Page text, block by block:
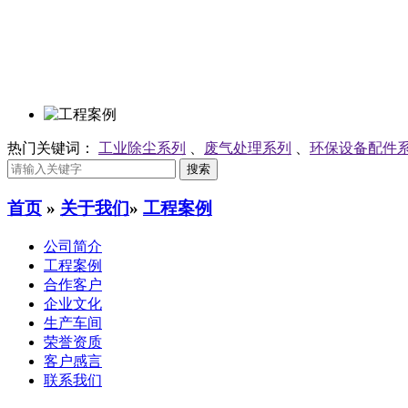
热门关键词： 工业除尘系列 废气处理系列 环保设备配件
首页 » 关于我们» 工程案例
公司简介
工程案例
合作客户
企业文化
生产车间
荣誉资质
客户感言
联系我们